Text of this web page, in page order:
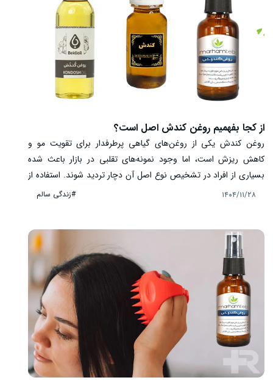
از کجا بفهمیم روغن کندش اصل است؟
روغن کندش یکی از روغن‌های گیاهی پرطرفدار برای تقویت مو و
کاهش ریزش است، اما وجود نمونه‌های تقلبی در بازار باعث شده
بسیاری از افراد در تشخیص نوع اصل آن دچار تردید شوند. استفاده از
روغن غیرخالص نه تنها نتیجه مطلوبی ندارد، بلکه ممکن است به
۱۴۰۴/۱۱/۲۸ #زندگی سالم